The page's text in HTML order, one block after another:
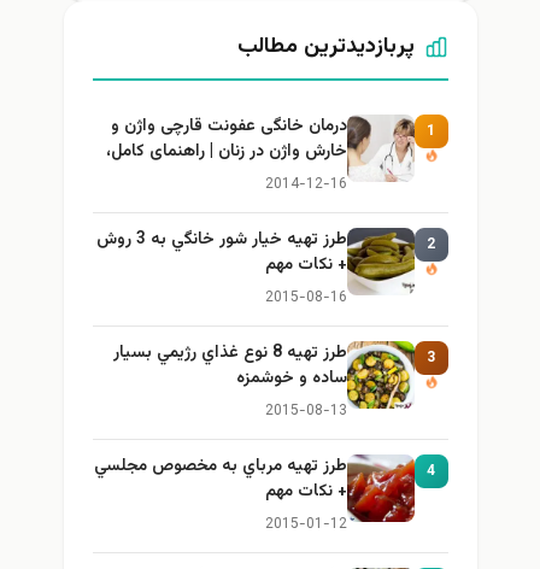
پربازدیدترین مطالب
1
درمان خانگی عفونت قارچی واژن و
خارش واژن در زنان | راهنمای کامل،
ایمن و کاربردی
2014-12-16
2
طرز تهيه خیار شور خانگي به 3 روش
+ نكات مهم
2015-08-16
3
طرز تهيه 8 نوع غذاي رژيمي بسيار
ساده و خوشمزه
2015-08-13
4
طرز تهيه مرباي به مخصوص مجلسي
+ نكات مهم
2015-01-12